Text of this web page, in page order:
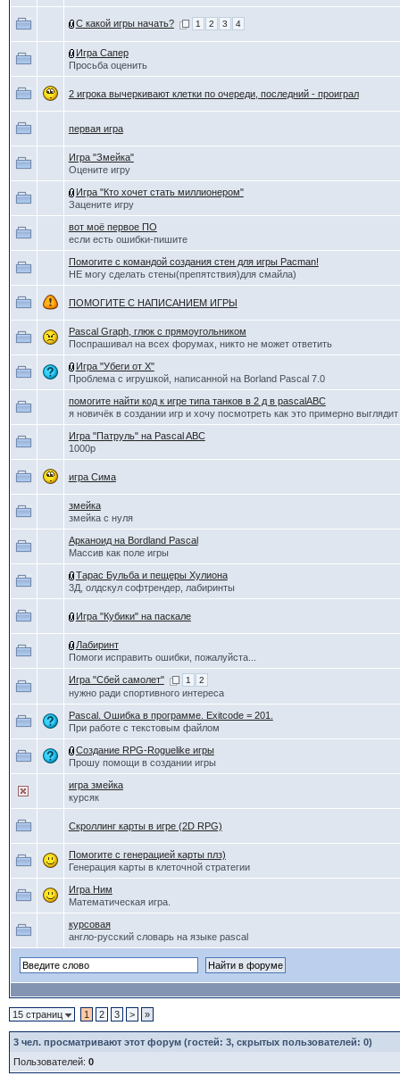
С какой игры начать? 1 2 3 4
Игра Сапер
Просьба оценить
2 игрока вычеркивают клетки по очереди, последний - проиграл
первая игра
Игра "Змейка"
Оцените игру
Игра "Кто хочет стать миллионером"
Зацените игру
вот моё первое ПО
если есть ошибки-пишите
Помогите с командой создания стен для игры Pacman!
НЕ могу сделать стены(препятствия)для смайла)
ПОМОГИТЕ С НАПИСАНИЕМ ИГРЫ
Pascal Graph, глюк с прямоугольником
Поспрашивал на всех форумах, никто не может ответить
Игра "Убеги от Х"
Проблема с игрушкой, написанной на Borland Pascal 7.0
помогите найти код к игре типа танков в 2 д в pascalABC
я новичёк в создании игр и хочу посмотреть как это примерно выглядит
Игра "Патруль" на Pascal ABC
1000р
игра Сима
змейка
змейка с нуля
Aрканоид на Bordland Pascal
Массив как поле игры
Тарас Бульба и пещеры Хулиона
3Д, олдскул софтрендер, лабиринты
Игра "Кубики" на паскале
Лабиринт
Помоги исправить ошибки, пожалуйста...
Игра "Сбей самолет" 1 2
нужно ради спортивного интереса
Pascal. Ошибка в программе. Exitcode = 201.
При работе с текстовым файлом
Создание RPG-Roguelike игры
Прошу помощи в создании игры
игра змейка
курсяк
Скроллинг карты в игре (2D RPG)
Помогите с генерацией карты плз)
Генерация карты в клеточной стратегии
Игра Ним
Математическая игра.
курсовая
англо-русский словарь на языке pascal
15 страниц 1 2 3 > »
3чел. просматривают этот форум (гостей: 3, скрытых пользователей: 0)
Пользователей: 0